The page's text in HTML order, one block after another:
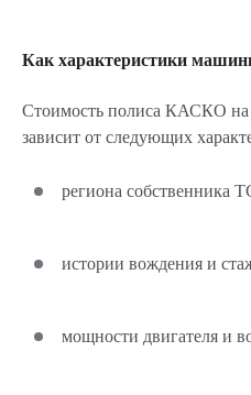
Как характеристики
Стоимость полиса КАСКО
зависит от следующих
региона собственника
истории вождения и
мощности двигателя и